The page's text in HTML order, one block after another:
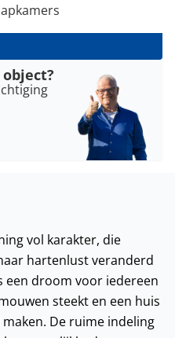
vol karakter, die
hartenlust veranderd
een droom voor iedereen
steekt en een huis
De ruime indeling